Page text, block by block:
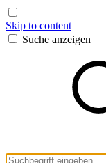
Skip to content
Suche anzeigen